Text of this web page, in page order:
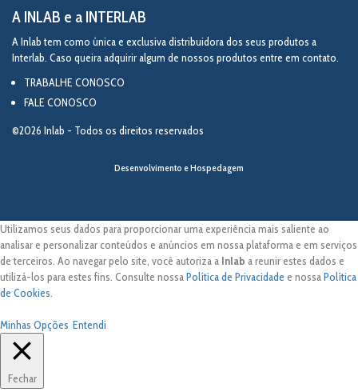
A INLAB e a INTERLAB
A Inlab tem como única e exclusiva distribuidora dos seus produtos a
Interlab. Caso queira adquirir algum de nossos produtos entre em contato.
TRABALHE CONOSCO
FALE CONOSCO
©2026 Inlab - Todos os direitos reservados
Desenvolvimento e Hospedagem
Utilizamos seus dados para proporcionar uma experiência mais saliente ao
analisar e personalizar conteúdos e anúncios em nossa plataforma e em serviços
de terceiros. Ao navegar pelo site, você autoriza a Inlab a reunir estes dados e
utilizá-los para estes fins. Consulte nossaPolítica de Privacidade e nossaPolítica
de Cookies.
Minhas Opções Entendi
Fechar